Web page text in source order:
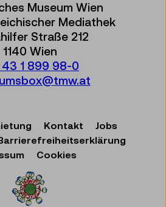
Museum Wien
Mediathek
Straße 212
1140 Wien
43 1 899 98-0
Kontakt
Jobs
Cookies